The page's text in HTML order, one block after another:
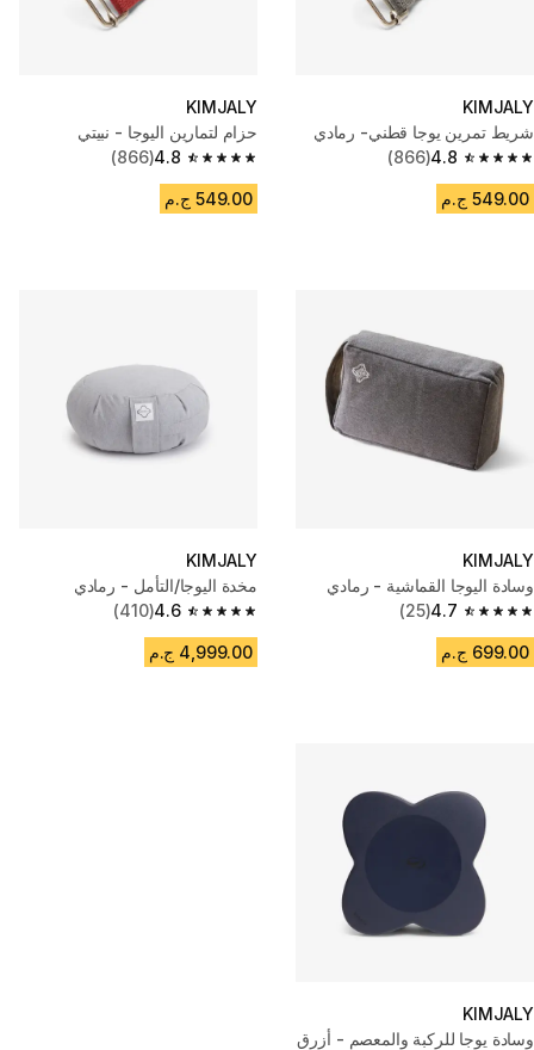
KIMJALY
شريط تمرين يوجا قطني- رمادي
4.8
4.8 out of 5 stars from 866 reviews
(866)
549.00 ج.م
KIMJALY
حزام لتمارين اليوجا - نبيتي
4.8
4.8 out of 5 stars from 866 reviews
(866)
549.00 ج.م
KIMJALY
وسادة اليوجا القماشية - رمادي
4.7
4.7 out of 5 stars from 25 reviews
(25)
699.00 ج.م
KIMJALY
مخدة اليوجا/التأمل - رمادي
4.6
4.6 out of 5 stars from 410 reviews
(410)
4,999.00 ج.م
KIMJALY
وسادة يوجا للركبة والمعصم - أزرق